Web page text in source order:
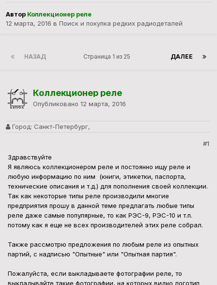
Автор Коллекционер реле
12 марта, 2016 в Поиск и покупка редких радиодеталей
НАЗАД ДАЛЕЕ
Страница 1 из 25
Коллекционер реле
Опубликовано 12 марта, 2016
Город: Санкт-Петербург,
#1
Здравствуйте
Я являюсь коллекционером реле и постоянно ищу реле и
любую информацию по ним (книги, этикетки, паспорта,
технические описания и т.д.) для пополнения своей коллекции.
Так как некоторые типы реле производили многие
предприятия прошу в данной теме предлагать любые типы
реле даже самые популярные, то как РЭС-9, РЭС-10 и т.п.
потому как я еще не всех производителей этих реле собрал.
Также рассмотрю предложения по любым реле из опытных
партий, с надписью "Опытные" или "Опытная партия".
Пожалуйста, если выкладываете фотографии реле, то
выкладывайте такие фотографии, на которых видно логотип